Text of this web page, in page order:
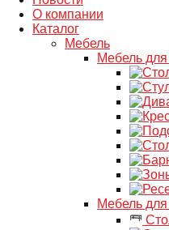
О компании
Каталог
Мебель
Мебель для
Мебель